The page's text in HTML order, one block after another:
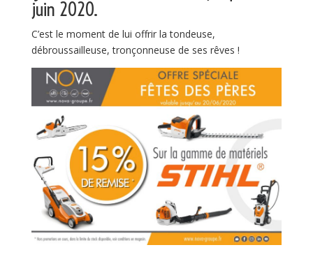
juin 2020.
C’est le moment de lui offrir la tondeuse,
débroussailleuse, tronçonneuse de ses rêves !